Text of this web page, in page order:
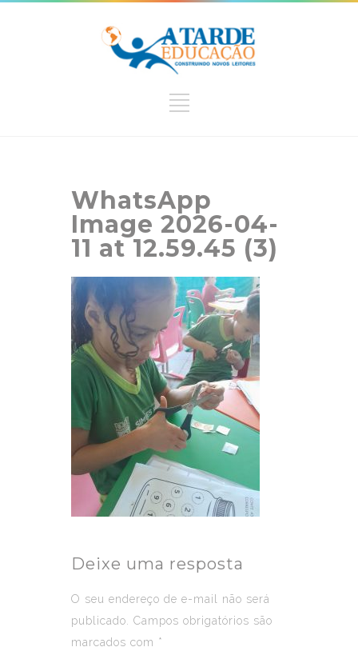
WhatsApp
Image 2026-04-
11 at 12.59.45 (3)
Deixe uma resposta
O seu endereço de e-mail não será
publicado.
Campos obrigatórios são
marcados com *